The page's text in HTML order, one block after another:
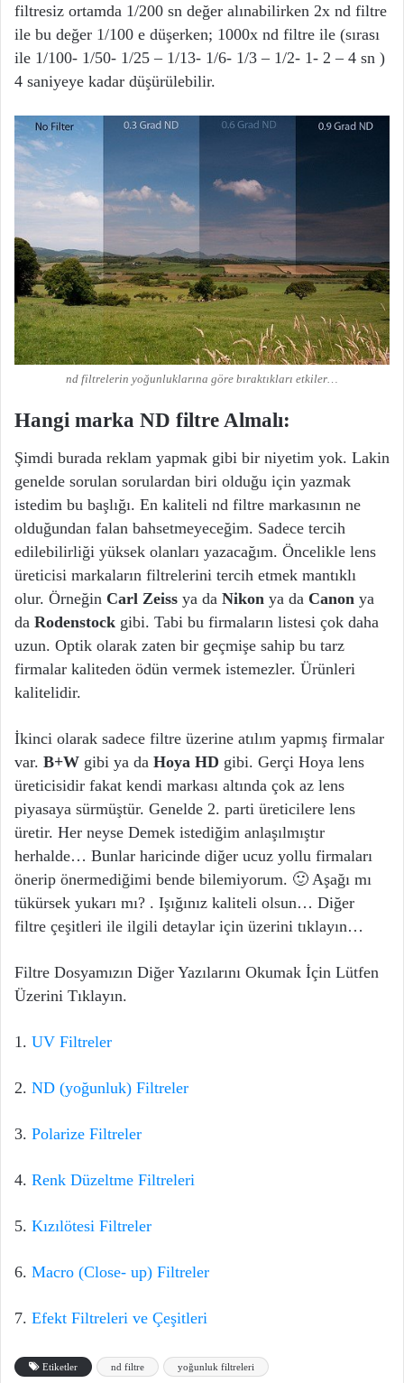
filtresiz ortamda 1/200 sn değer alınabilirken 2x nd filtre
ile bu değer 1/100 e düşerken; 1000x nd filtre ile (sırası
ile 1/100- 1/50- 1/25 – 1/13- 1/6- 1/3 – 1/2- 1- 2 – 4 sn )
4 saniyeye kadar düşürülebilir.
nd filtrelerin yoğunluklarına göre bıraktıkları etkiler…
Hangi marka ND filtre Almalı:
Şimdi burada reklam yapmak gibi bir niyetim yok. Lakin
genelde sorulan sorulardan biri olduğu için yazmak
istedim bu başlığı. En kaliteli nd filtre markasının ne
olduğundan falan bahsetmeyeceğim. Sadece tercih
edilebilirliği yüksek olanları yazacağım. Öncelikle lens
üreticisi markaların filtrelerini tercih etmek mantıklı
olur. Örneğin Carl Zeiss ya da Nikon ya da Canon ya
da Rodenstock gibi. Tabi bu firmaların listesi çok daha
uzun. Optik olarak zaten bir geçmişe sahip bu tarz
firmalar kaliteden ödün vermek istemezler. Ürünleri
kalitelidir.
İkinci olarak sadece filtre üzerine atılım yapmış firmalar
var. B+W gibi ya da Hoya HD gibi. Gerçi Hoya lens
üreticisidir fakat kendi markası altında çok az lens
piyasaya sürmüştür. Genelde 2. parti üreticilere lens
üretir. Her neyse Demek istediğim anlaşılmıştır
herhalde… Bunlar haricinde diğer ucuz yollu firmaları
önerip önermediğimi bende bilemiyorum. 🙂 Aşağı mı
tükürsek yukarı mı? . Işığınız kaliteli olsun… Diğer
filtre çeşitleri ile ilgili detaylar için üzerini tıklayın…
Filtre Dosyamızın Diğer Yazılarını Okumak İçin Lütfen
Üzerini Tıklayın.
1. UV Filtreler
2. ND (yoğunluk) Filtreler
3. Polarize Filtreler
4. Renk Düzeltme Filtreleri
5. Kızılötesi Filtreler
6. Macro (Close- up) Filtreler
7. Efekt Filtreleri ve Çeşitleri
Etiketler nd filtre yoğunluk filtreleri